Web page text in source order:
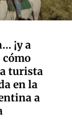
¡y a
cómo
turista
en la
a